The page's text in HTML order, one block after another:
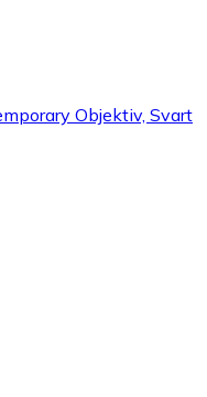
Objektiv, Svart